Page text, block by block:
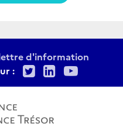
d'information
:
TwitterLinkedIn